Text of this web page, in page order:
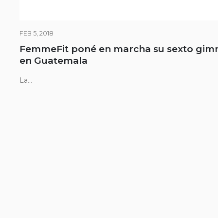
FEB 5, 2018
FemmeFit poné en marcha su sexto
en Guatemala
La...